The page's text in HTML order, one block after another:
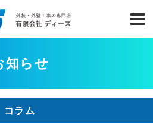
知らせ
コラム